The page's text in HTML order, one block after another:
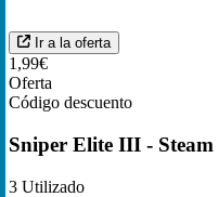
Ir a la oferta
1,99€
Oferta
Código descuento
Sniper Elite III -
3 Utilizado